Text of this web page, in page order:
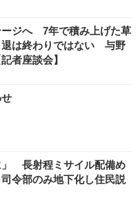
ージへ 7年で積み上げた草
は終わりではない 与野
者座談会】
」 長射程ミサイル配備め
令部のみ地下化し住民説